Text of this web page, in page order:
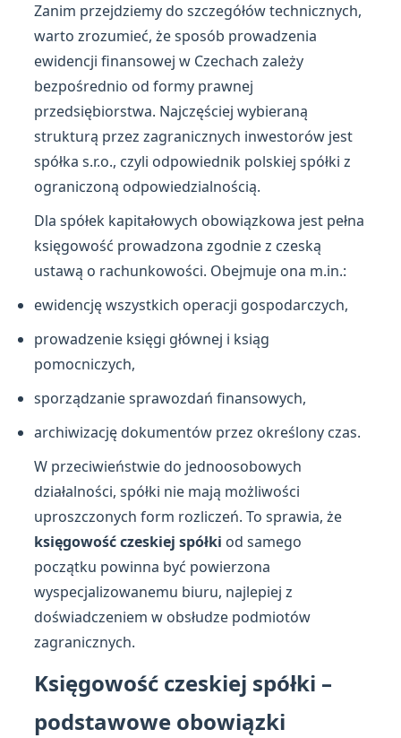
Zanim przejdziemy do szczegółów technicznych,
warto zrozumieć, że sposób prowadzenia
ewidencji finansowej w Czechach zależy
bezpośrednio od formy prawnej
przedsiębiorstwa. Najczęściej wybieraną
strukturą przez zagranicznych inwestorów jest
spółka s.r.o., czyli odpowiednik polskiej spółki z
ograniczoną odpowiedzialnością.
Dla spółek kapitałowych obowiązkowa jest pełna
księgowość prowadzona zgodnie z czeską
ustawą o rachunkowości. Obejmuje ona m.in.:
ewidencję wszystkich operacji gospodarczych,
prowadzenie księgi głównej i ksiąg
pomocniczych,
sporządzanie sprawozdań finansowych,
archiwizację dokumentów przez określony czas.
W przeciwieństwie do jednoosobowych
działalności, spółki nie mają możliwości
uproszczonych form rozliczeń. To sprawia, że
księgowość czeskiej spółki od samego
początku powinna być powierzona
wyspecjalizowanemu biuru, najlepiej z
doświadczeniem w obsłudze podmiotów
zagranicznych.
Księgowość czeskiej spółki –
podstawowe obowiązki